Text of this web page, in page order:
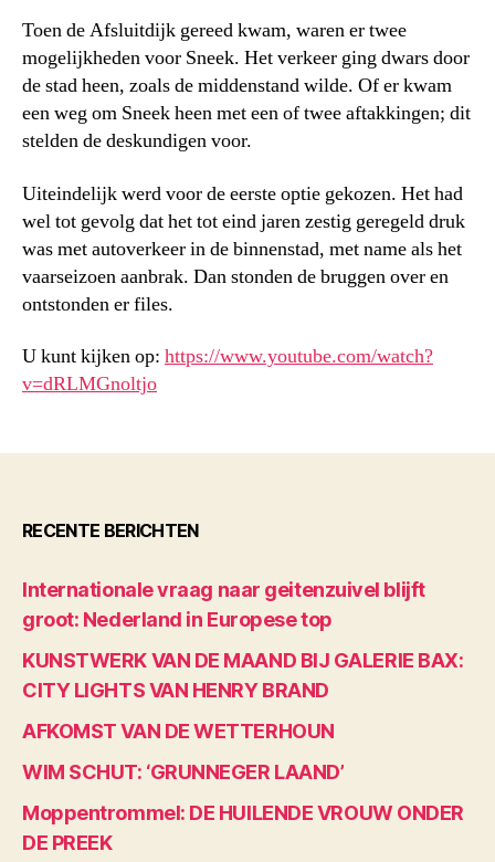
Toen de Afsluitdijk gereed kwam, waren er twee
mogelijkheden voor Sneek. Het verkeer ging dwars door
de stad heen, zoals de middenstand wilde. Of er kwam
een weg om Sneek heen met een of twee aftakkingen; dit
stelden de deskundigen voor.
Uiteindelijk werd voor de eerste optie gekozen. Het had
wel tot gevolg dat het tot eind jaren zestig geregeld druk
was met autoverkeer in de binnenstad, met name als het
vaarseizoen aanbrak. Dan stonden de bruggen over en
ontstonden er files.
U kunt kijken op: https://www.youtube.com/watch?
v=dRLMGnoltjo
RECENTE BERICHTEN
Internationale vraag naar geitenzuivel blijft
groot: Nederland in Europese top
KUNSTWERK VAN DE MAAND BIJ GALERIE BAX:
CITY LIGHTS VAN HENRY BRAND
AFKOMST VAN DE WETTERHOUN
WIM SCHUT: ‘GRUNNEGER LAAND’
Moppentrommel: DE HUILENDE VROUW ONDER
DE PREEK